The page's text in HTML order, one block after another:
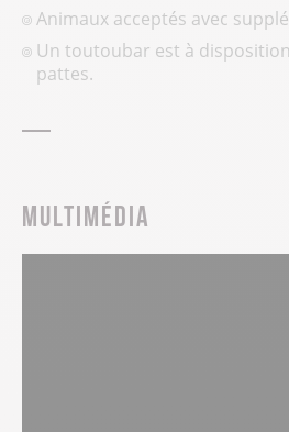
Animaux acceptés avec
Un toutoubar est à
pattes.
Multimédia